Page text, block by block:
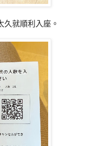
久就順利入座。